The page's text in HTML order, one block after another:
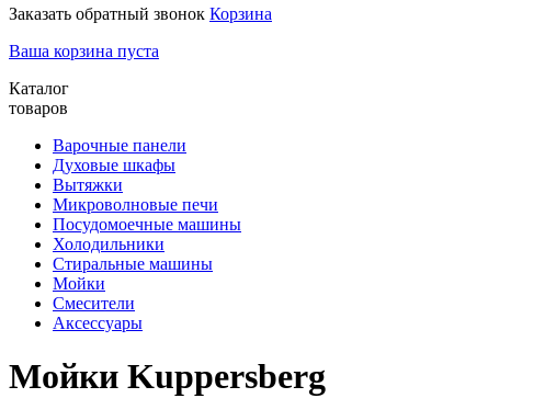
Заказать обратный звонок Корзина
Ваша корзина пуста
Каталог
товаров
Варочные панели
Духовые шкафы
Вытяжки
Микроволновые печи
Посудомоечные машины
Холодильники
Стиральные машины
Мойки
Смесители
Аксессуары
Мойки Kuppersberg